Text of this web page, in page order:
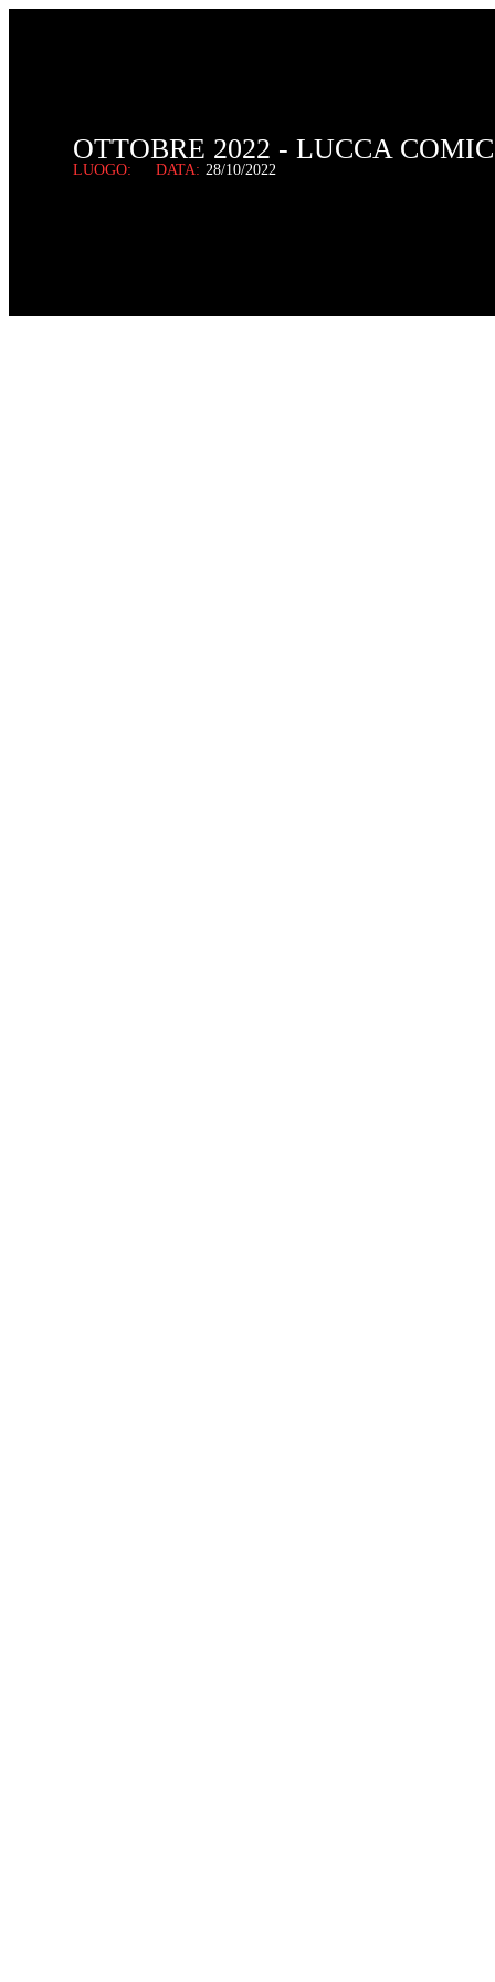
OTTOBRE 2022 - LUCCA
LUOGO: DATA: 28/10/2022